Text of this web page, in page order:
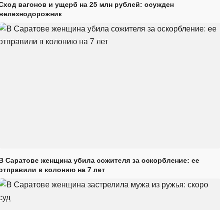
вагонов и ущерб на 25 млн рублей: осужден
Саратове женщина убила сожителя за оскорбление: ее
в колонию на 7 лет